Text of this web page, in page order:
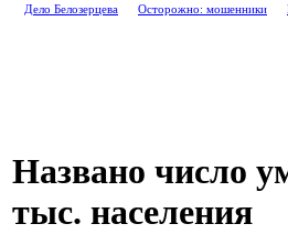
Дело Белозерцева Осторожно: мошенники
Названо число
тыс. населения